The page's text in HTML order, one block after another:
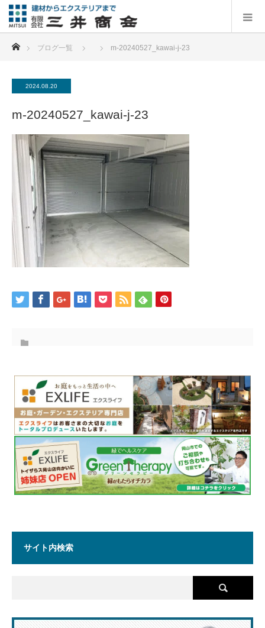
ブログ一覧 m-20240527_kawai-j-23
2024.08.20
m-20240527_kawai-j-23
サイト内検索